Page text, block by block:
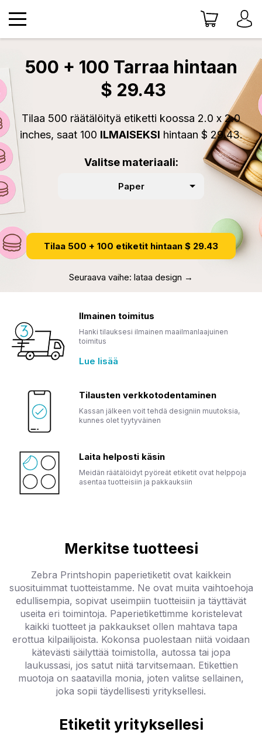
500 + 100 Tarraa hintaan
$ 29.43
Tilaa 500 räätälöityä etiketti koossa 2.0 x 2.0
inches, saat 100 ILMAISEKSI hintaan $ 29.43.
Valitse materiaali:
Paper
Tilaa 500 + 100 etiketit hintaan $ 29.43
Seuraava vaihe: lataa design →
Ilmainen toimitus
Hanki tilauksesi ilmainen maailmanlaajuinen
toimitus
Lue lisää
Tilausten verkkotodentaminen
Kassan jälkeen voit tehdä designiin muutoksia,
kunnes olet tyytyväinen
Laita helposti käsin
Meidän räätälöidyt pyöreät etiketit ovat helppoja
asentaa tuotteisiin ja pakkauksiin
Merkitse tuotteesi
Zebra Printshopin paperietiketit ovat kaikkein
suosituimmat tuotteistamme. Ne ovat muita vaihtoehoja
edullisempia, sopivat useimpiin tuotteisiin ja täyttävät
useita eri toimintoja. Paperietikettimme koristelevat
kaikki tuotteet ja pakkaukset ollen mahtava tapa
erottua kilpailijoista. Kokonsa puolestaan niitä voidaan
kätevästi säilyttää toimistolla, autossa tai jopa
laukussasi, jos satut niitä tarvitsemaan. Etikettien
muotoja on saatavilla monia, joten valitse sellainen,
joka sopii täydellisesti yrityksellesi.
Etiketit yrityksellesi